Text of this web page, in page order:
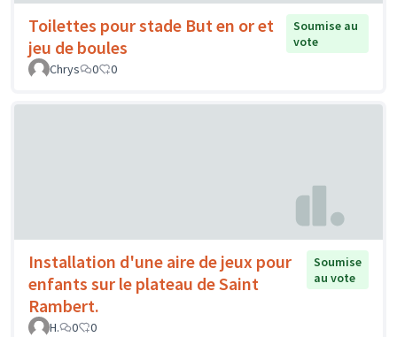
Toilettes pour stade But en or et
jeu de boules
Soumise au
vote
Chrys
0 0
Installation d'une aire de jeux pour
enfants sur le plateau de Saint
Rambert.
Soumise
au vote
H. 0 0